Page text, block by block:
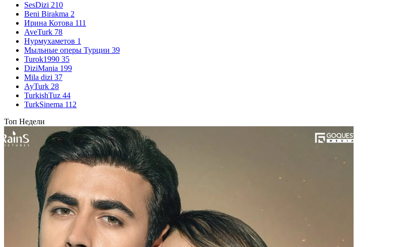
SesDizi 210
Beni Birakma 2
Ирина Котова 111
AveTurk 78
Нурмухаметов 1
Мыльные оперы Турции 39
Turok1990 35
DiziMania 199
Mila dizi 37
AyTurk 28
TurkishTuz 44
TurkSinema 112
Топ Недели